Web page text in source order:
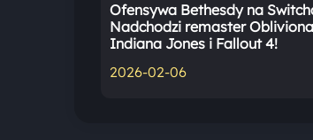
Ofensywa Bethesdy na
Nadchodzi remaster
Indiana Jones i Fallout 4!
2026-02-06